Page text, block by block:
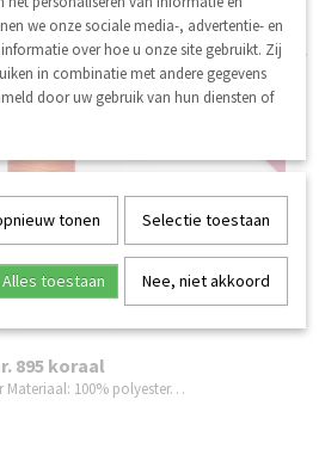
895 koraal
Materiaal: 100% polyester…
we onze sociale media-, advertentie- en
over hoe u onze site gebruikt. Zij
in combinatie met andere gegevens
door uw gebruik van hun diensten of
tonen Selectie toestaan
Alles toestaan Nee, niet akkoord